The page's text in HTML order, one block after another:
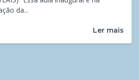
da...
Ler mais